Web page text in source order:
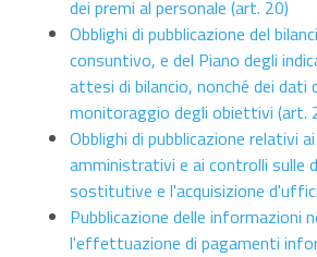
dei premi al personale (art. 20)
Obblighi di pubblicazione del
consuntivo, e del Piano degli
attesi di bilancio, nonché dei dati
monitoraggio degli obiettivi (art.
Obblighi di pubblicazione relativi
amministrativi e ai controlli sulle
sostitutive e l'acquisizione
Pubblicazione delle informazioni
l'effettuazione di pagamenti